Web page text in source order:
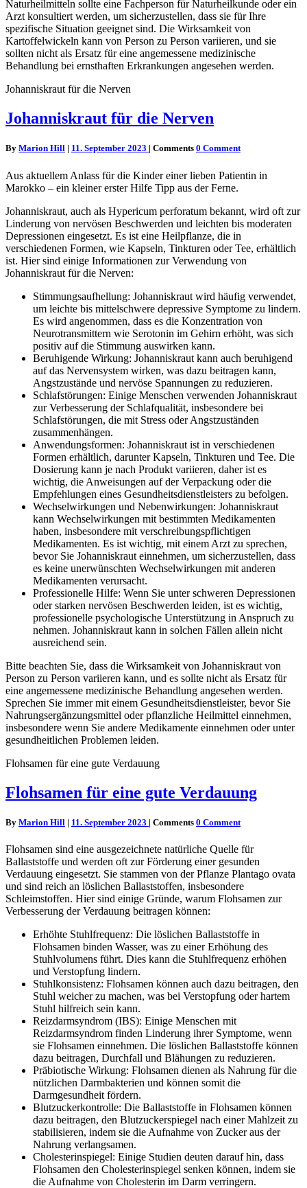
Naturheilmitteln sollte eine Fachperson für Naturheilkunde oder ein
Arzt konsultiert werden, um sicherzustellen, dass sie für Ihre
spezifische Situation geeignet sind. Die Wirksamkeit von
Kartoffelwickeln kann von Person zu Person variieren, und sie
sollten nicht als Ersatz für eine angemessene medizinische
Behandlung bei ernsthaften Erkrankungen angesehen werden.
Johanniskraut für die Nerven
Johanniskraut für die Nerven
By Marion Hill | 11. September 2023 | Comments 0 Comment
Aus aktuellem Anlass für die Kinder einer lieben Patientin in
Marokko – ein kleiner erster Hilfe Tipp aus der Ferne.
Johanniskraut, auch als Hypericum perforatum bekannt, wird oft zur
Linderung von nervösen Beschwerden und leichten bis moderaten
Depressionen eingesetzt. Es ist eine Heilpflanze, die in
verschiedenen Formen, wie Kapseln, Tinkturen oder Tee, erhältlich
ist. Hier sind einige Informationen zur Verwendung von
Johanniskraut für die Nerven:
Stimmungsaufhellung: Johanniskraut wird häufig verwendet,
um leichte bis mittelschwere depressive Symptome zu lindern.
Es wird angenommen, dass es die Konzentration von
Neurotransmittern wie Serotonin im Gehirn erhöht, was sich
positiv auf die Stimmung auswirken kann.
Beruhigende Wirkung: Johanniskraut kann auch beruhigend
auf das Nervensystem wirken, was dazu beitragen kann,
Angstzustände und nervöse Spannungen zu reduzieren.
Schlafstörungen: Einige Menschen verwenden Johanniskraut
zur Verbesserung der Schlafqualität, insbesondere bei
Schlafstörungen, die mit Stress oder Angstzuständen
zusammenhängen.
Anwendungsformen: Johanniskraut ist in verschiedenen
Formen erhältlich, darunter Kapseln, Tinkturen und Tee. Die
Dosierung kann je nach Produkt variieren, daher ist es
wichtig, die Anweisungen auf der Verpackung oder die
Empfehlungen eines Gesundheitsdienstleisters zu befolgen.
Wechselwirkungen und Nebenwirkungen: Johanniskraut
kann Wechselwirkungen mit bestimmten Medikamenten
haben, insbesondere mit verschreibungspflichtigen
Medikamenten. Es ist wichtig, mit einem Arzt zu sprechen,
bevor Sie Johanniskraut einnehmen, um sicherzustellen, dass
es keine unerwünschten Wechselwirkungen mit anderen
Medikamenten verursacht.
Professionelle Hilfe: Wenn Sie unter schweren Depressionen
oder starken nervösen Beschwerden leiden, ist es wichtig,
professionelle psychologische Unterstützung in Anspruch zu
nehmen. Johanniskraut kann in solchen Fällen allein nicht
ausreichend sein.
Bitte beachten Sie, dass die Wirksamkeit von Johanniskraut von
Person zu Person variieren kann, und es sollte nicht als Ersatz für
eine angemessene medizinische Behandlung angesehen werden.
Sprechen Sie immer mit einem Gesundheitsdienstleister, bevor Sie
Nahrungsergänzungsmittel oder pflanzliche Heilmittel einnehmen,
insbesondere wenn Sie andere Medikamente einnehmen oder unter
gesundheitlichen Problemen leiden.
Flohsamen für eine gute Verdauung
Flohsamen für eine gute Verdauung
By Marion Hill | 11. September 2023 | Comments 0 Comment
Flohsamen sind eine ausgezeichnete natürliche Quelle für
Ballaststoffe und werden oft zur Förderung einer gesunden
Verdauung eingesetzt. Sie stammen von der Pflanze Plantago ovata
und sind reich an löslichen Ballaststoffen, insbesondere
Schleimstoffen. Hier sind einige Gründe, warum Flohsamen zur
Verbesserung der Verdauung beitragen können:
Erhöhte Stuhlfrequenz: Die löslichen Ballaststoffe in
Flohsamen binden Wasser, was zu einer Erhöhung des
Stuhlvolumens führt. Dies kann die Stuhlfrequenz erhöhen
und Verstopfung lindern.
Stuhlkonsistenz: Flohsamen können auch dazu beitragen, den
Stuhl weicher zu machen, was bei Verstopfung oder hartem
Stuhl hilfreich sein kann.
Reizdarmsyndrom (IBS): Einige Menschen mit
Reizdarmsyndrom finden Linderung ihrer Symptome, wenn
sie Flohsamen einnehmen. Die löslichen Ballaststoffe können
dazu beitragen, Durchfall und Blähungen zu reduzieren.
Präbiotische Wirkung: Flohsamen dienen als Nahrung für die
nützlichen Darmbakterien und können somit die
Darmgesundheit fördern.
Blutzuckerkontrolle: Die Ballaststoffe in Flohsamen können
dazu beitragen, den Blutzuckerspiegel nach einer Mahlzeit zu
stabilisieren, indem sie die Aufnahme von Zucker aus der
Nahrung verlangsamen.
Cholesterinspiegel: Einige Studien deuten darauf hin, dass
Flohsamen den Cholesterinspiegel senken können, indem sie
die Aufnahme von Cholesterin im Darm verringern.